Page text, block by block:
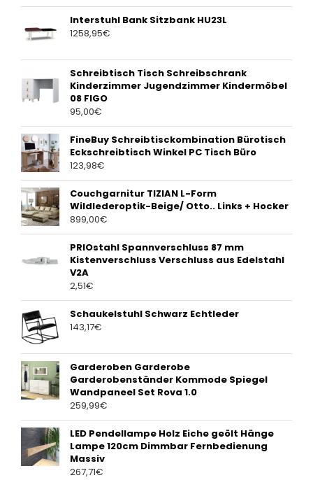
Interstuhl Bank Sitzbank HU23L
1258,95€
Schreibtisch Tisch Schreibschrank
Kinderzimmer Jugendzimmer Kindermöbel
08 FIGO
95,00€
FineBuy Schreibtisckombination Bürotisch
Eckschreibtisch Winkel PC Tisch Büro
123,98€
Couchgarnitur TIZIAN L-Form
Wildlederoptik-Beige/ Otto.. Links + Hocker
899,00€
PRIOstahl Spannverschluss 87 mm
Kistenverschluss Verschluss aus Edelstahl
V2A
2,51€
Schaukelstuhl Schwarz Echtleder
143,17€
Garderoben Garderobe
Garderobenständer Kommode Spiegel
Wandpaneel Set Rova 1.0
259,99€
LED Pendellampe Holz Eiche geölt Hänge
Lampe 120cm Dimmbar Fernbedienung
Massiv
267,71€